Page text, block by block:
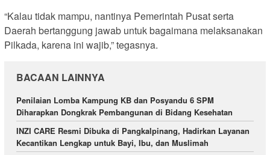
“Kalau tidak mampu, nantinya Pemerintah Pusat serta
Daerah bertanggung jawab untuk bagaimana melaksanakan
Pilkada, karena ini wajib,” tegasnya.
BACAAN LAINNYA
Penilaian Lomba Kampung KB dan Posyandu 6 SPM
Diharapkan Dongkrak Pembangunan di Bidang Kesehatan
INZI CARE Resmi Dibuka di Pangkalpinang, Hadirkan Layanan
Kecantikan Lengkap untuk Bayi, Ibu, dan Muslimah